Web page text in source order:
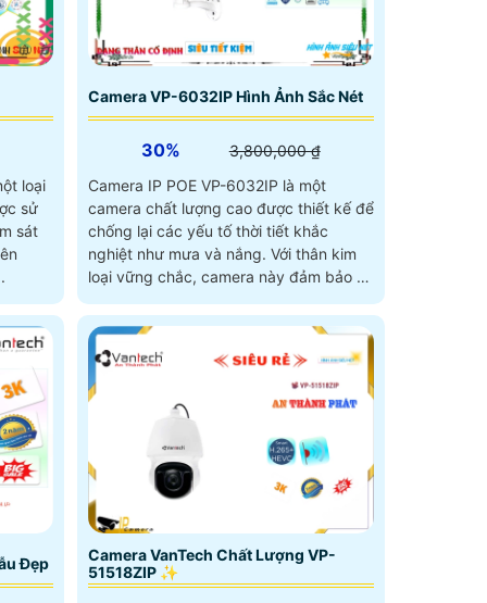
loại
sử
sát
Camera VP-6032IP Hình Ảnh Sắc Nét
30%
3,800,000 ₫
Camera IP POE VP-6032IP là một
camera chất lượng cao được thiết kế để
chống lại các yếu tố thời tiết khắc
nghiệt như mưa và nắng. Với thân kim
loại vững chắc, camera này đảm bảo sẽ
điều kiện thời tiết
Đẹp
Camera VanTech Chất Lượng VP-
51518ZIP ✨